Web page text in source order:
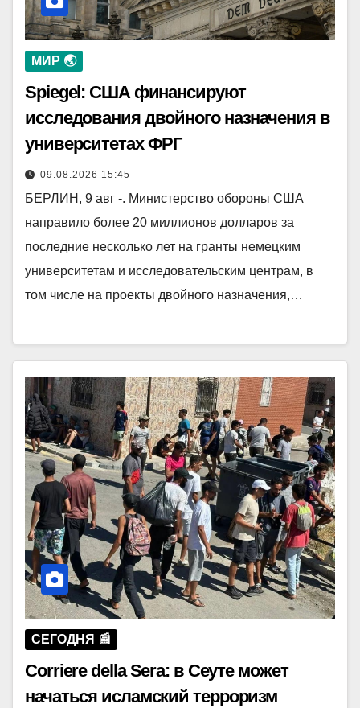
МИР 🌏
Spiegel: США финансируют
исследования двойного назначения в
университетах ФРГ
09.08.2026 15:45
БЕРЛИН, 9 авг -. Министерство обороны США
направило более 20 миллионов долларов за
последние несколько лет на гранты немецким
университетам и исследовательским центрам, в
том числе на проекты двойного назначения,…
СЕГОДНЯ 📰
Corriere della Sera: в Сеуте может
начаться исламский терроризм